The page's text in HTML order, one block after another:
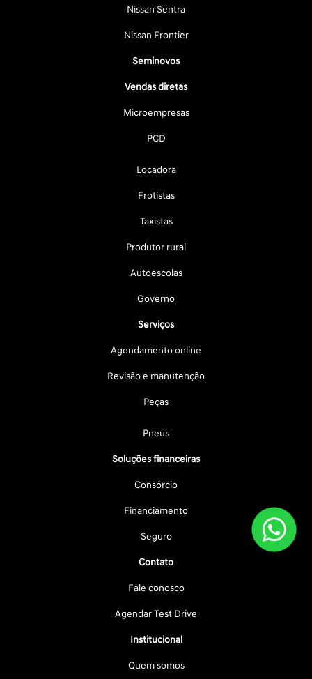
Nissan Sentra
Nissan Frontier
Seminovos
Vendas diretas
Microempresas
PCD
Locadora
Frotistas
Taxistas
Produtor rural
Autoescolas
Governo
Serviços
Agendamento online
Revisão e manutenção
Peças
Pneus
Soluções financeiras
Consórcio
Financiamento
Seguro
Contato
Fale conosco
Agendar Test Drive
Institucional
Quem somos